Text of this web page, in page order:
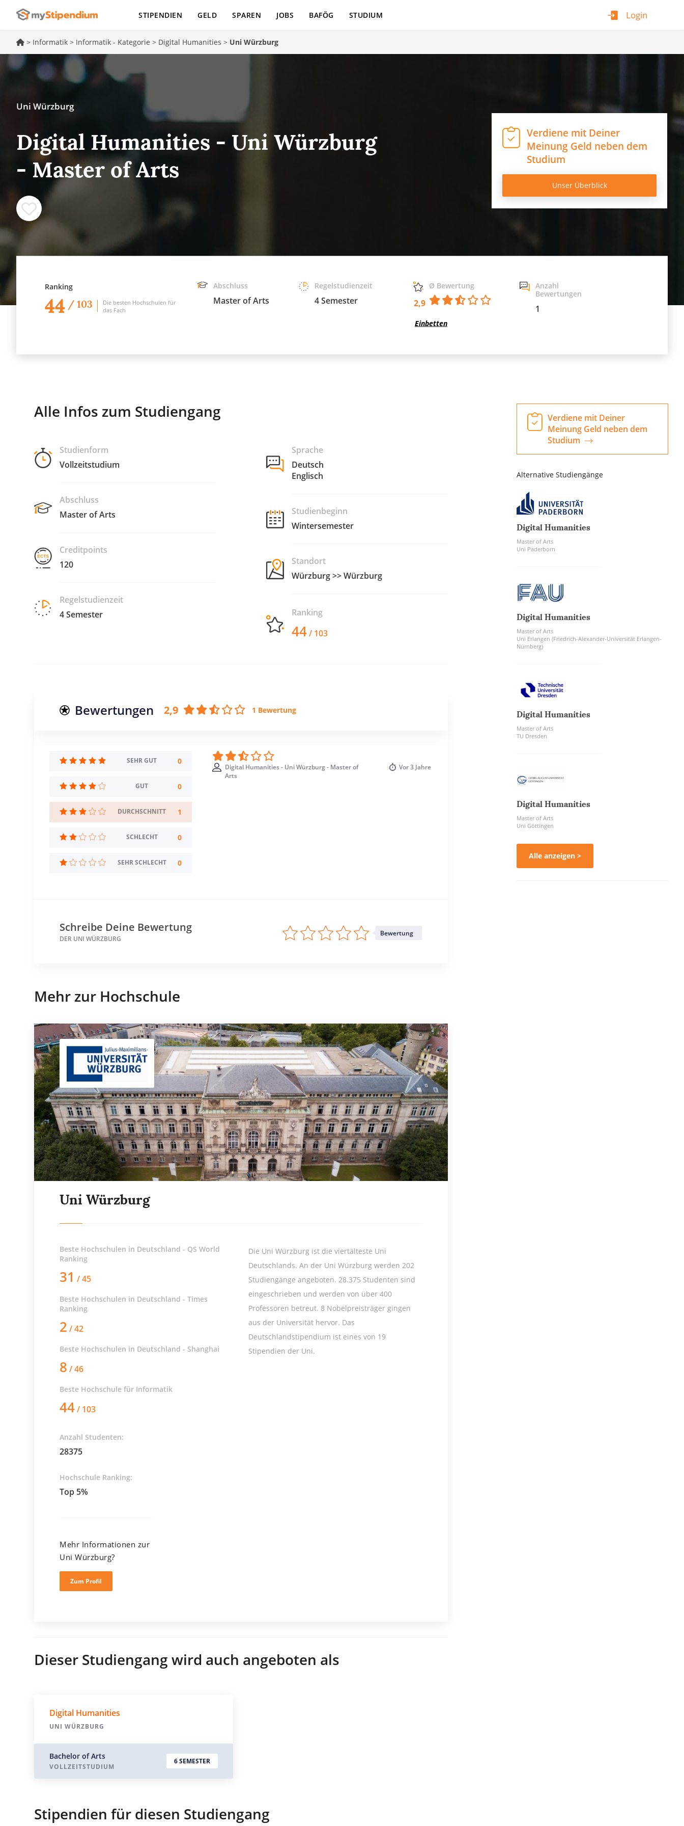
Login
STIPENDIEN GELD SPAREN JOBS BAFÖG STUDIUM
> Informatik > Informatik - Kategorie > Digital Humanities > Uni Würzburg
Uni Würzburg
Digital Humanities - Uni Würzburg
- Master of Arts
Verdiene mit Deiner
Meinung Geld neben dem
Studium
Unser Überblick
Ranking
44 / 103
Die besten Hochschulen für
das Fach
Abschluss
Master of Arts
Regelstudienzeit
4 Semester
Ø Bewertung
2,9
Einbetten
Anzahl
Bewertungen
1
Alle Infos zum Studiengang
Studienform
Vollzeitstudium
Abschluss
Master of Arts
Creditpoints
120
Regelstudienzeit
4 Semester
Sprache
Deutsch
Englisch
Studienbeginn
Wintersemester
Standort
Würzburg >> Würzburg
Ranking
44/ 103
Bewertungen 2,9 1 Bewertung
SEHR GUT 0
GUT 0
DURCHSCHNITT 1
SCHLECHT 0
SEHR SCHLECHT 0
Digital Humanities - Uni Würzburg - Master of
Arts
Vor3 Jahre
Schreibe Deine Bewertung
DER UNI WÜRZBURG
Bewertung
Mehr zur Hochschule
Uni Würzburg
Beste Hochschulen in Deutschland - QS World
Ranking
31 / 45
Beste Hochschulen in Deutschland - Times
Ranking
2 / 42
Beste Hochschulen in Deutschland - Shanghai
8 / 46
Beste Hochschule für Informatik
44/ 103
Anzahl Studenten:
28375
Hochschule Ranking:
Top 5%
Die Uni Würzburg ist die viertälteste Uni
Deutschlands. An der Uni Würzburg werden 202
Studiengänge angeboten. 28.375 Studenten sind
eingeschrieben und werden von über 400
Professoren betreut. 8 Nobelpreisträger gingen
aus der Universität hervor. Das
Deutschlandstipendium ist eines von 19
Stipendien der Uni.
Mehr Informationen zur
Uni Würzburg?
Zum Profil
Dieser Studiengang wird auch angeboten als
Digital Humanities
UNI WÜRZBURG
Bachelor of Arts
VOLLZEITSTUDIUM
6 SEMESTER
Stipendien für diesen Studiengang
Verdiene mit Deiner
Meinung Geld neben dem
Studium
Alternative Studiengänge
Digital Humanities
Master of Arts
Uni Paderborn
Digital Humanities
Master of Arts
Uni Erlangen (Friedrich-Alexander-Universität Erlangen-
Nürnberg)
Digital Humanities
Master of Arts
TU Dresden
Digital Humanities
Master of Arts
Uni Göttingen
Alle anzeigen >